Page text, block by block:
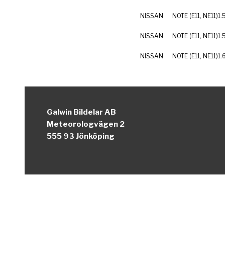
NISSAN NOTE (E11, NE11)
NISSAN NOTE (E11, NE11)
NISSAN NOTE (E11, NE11)
Galwin Bildelar AB
Meteorologvägen 2
555 93 Jönköping